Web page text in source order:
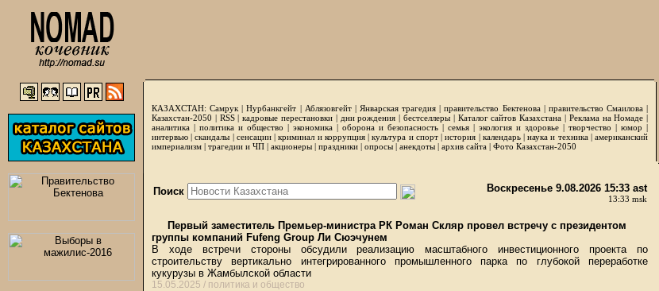
КАЗАХСТАН: Самрук |Нурбанкгейт | Аблязовгейт| Январская трагедия |правительство Бектенова| правительство Смаилова|
Казахстан-2050 | RSS|кадровые перестановки| дни рождения | бестселлеры| Каталог сайтов Казахстана | Реклама на Номаде |
аналитика | политика и общество | экономика | оборона и безопасность | семья | экология и здоровье | творчество | юмор |
интервью |скандалы | сенсации|криминал и коррупция|культура и спорт|история | календарь|наука и техника|американский
империализм | трагедии и ЧП | акционеры | праздники | опросы | анекдоты | архив сайта | Фото Казахстан-2050
Поиск Воскресенье 9.08.2026 15:33 ast
13:33 msk
Первый заместитель Премьер-министра РК Роман Скляр провел встречу с президентом
группы компаний Fufeng Group Ли Сюэчунем
В ходе встречи стороны обсудили реализацию масштабного инвестиционного проекта по
строительству вертикально интегрированного промышленного парка по глубокой переработке
кукурузы в Жамбылской области
15.05.2025 / политика и общество